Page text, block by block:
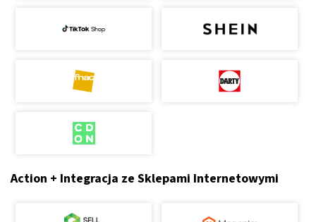
Action + Integracja ze Sklepami Internetowymi